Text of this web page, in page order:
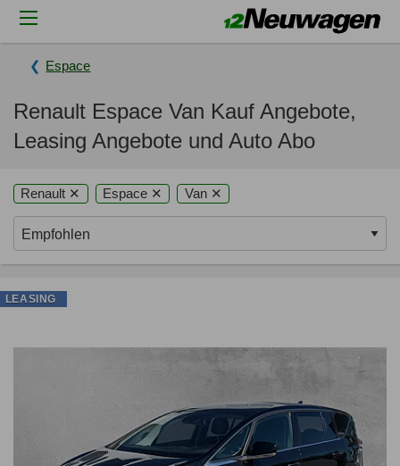
Espace
Renault Espace Van Kauf Angebote,
Leasing Angebote und Auto Abo
Renault ✕ Espace ✕ Van ✕
LEASING